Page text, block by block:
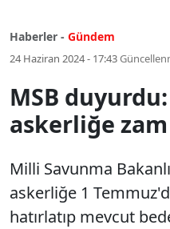
Haberler - Gündem
24 Haziran 2024 - 17:43
MSB
askerliğe
Milli Savunma
askerliğe 1
hatırlatıp mevcut